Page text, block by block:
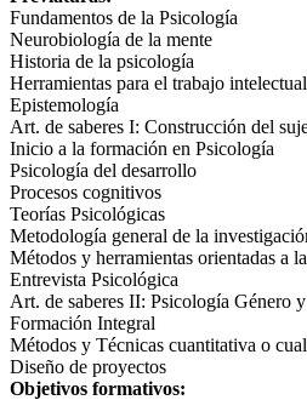
Fundamentos de la Psicología
Neurobiología de la mente
Historia de la psicología
Herramientas para el trabajo intelectual
Epistemología
Art. de saberes I: Construcción del
Inicio a la formación en Psicología
Psicología del desarrollo
Procesos cognitivos
Teorías Psicológicas
Metodología general de la
Métodos y herramientas orientadas a
Entrevista Psicológica
Art. de saberes II: Psicología Género
Formación Integral
Métodos y Técnicas cuantitativa o
Diseño de proyectos
Objetivos formativos: